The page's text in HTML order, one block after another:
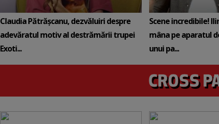
Claudia Pătrășcanu, dezvăluiri despre
adevăratul motiv al destrămării trupei
Exoti...
Scene incredibile!
mâna pe aparatul
unui pa...